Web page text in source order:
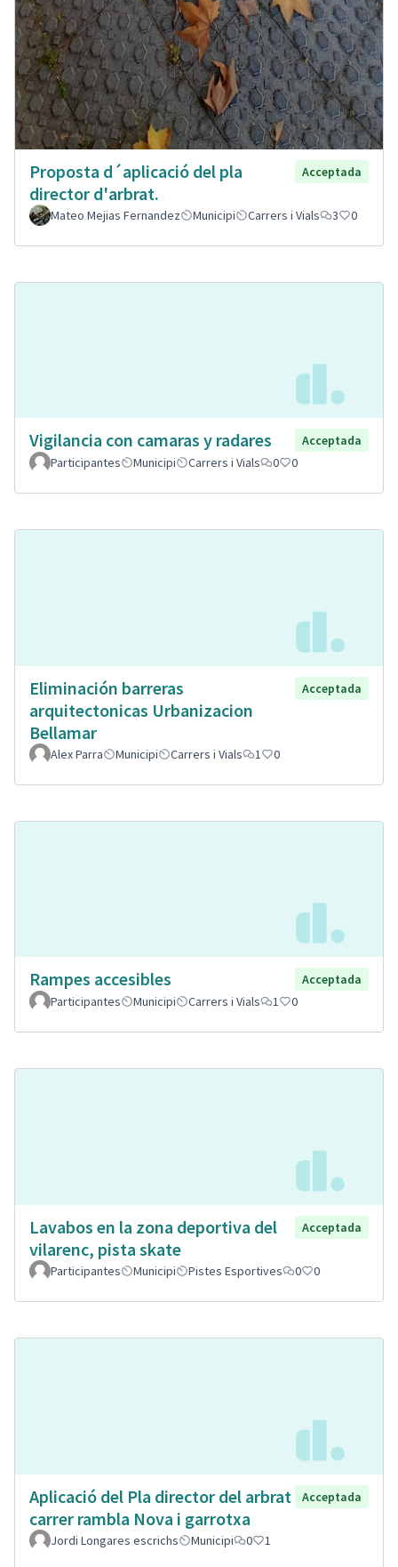
Proposta d´aplicació del pla
director d'arbrat.
Acceptada
Mateo Mejias Fernandez Municipi Carrers i Vials 3 0
Vigilancia con camaras y radares
Acceptada
Participantes
Municipi Carrers i Vials 0 0
Eliminación barreras
arquitectonicas Urbanizacion
Bellamar
Acceptada
Alex Parra Municipi Carrers i Vials 1 0
Rampes accesibles
Acceptada
Participantes
Municipi Carrers i Vials 1 0
Lavabos en la zona deportiva del
vilarenc, pista skate
Acceptada
Participantes Municipi Pistes Esportives 0 0
Aplicació del Pla director del arbrat
carrer rambla Nova i garrotxa
Acceptada
Jordi Longares escrichs Municipi 0 1